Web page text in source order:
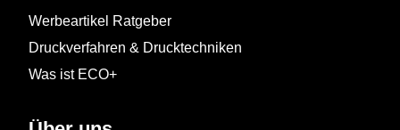
Werbeartikel Ratgeber
Druckverfahren & Drucktechniken
Was ist ECO+